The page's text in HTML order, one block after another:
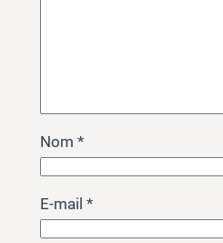
Nom *
E-mail *